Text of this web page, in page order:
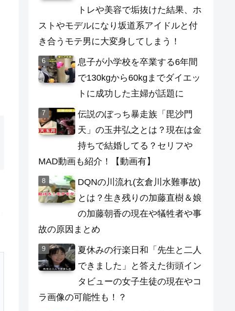
トレや美容で垢抜けた結果、ホ
ストやモデルになり坂道系アイドルと付
き合うモテ男に大変身してしまう！
息子が小学校を卒業する6年間
で130kgから60kgまでダイエッ
トに成功した主婦が話題に
伝説のぼっち暴走族「毘沙門
天」の玉井弘之とは？現在は金
持ちで結婚してる？セリフや
MAD動画も紹介！【動画有】
DQNの川流れ(玄倉川水難事故)
とは？生き残りの加藤直樹＆娘
の加藤朝香の現在や犠牲者や事
故の原因まとめ
夏休みの行楽日和「先生と二人
できました」と答えた街頭イン
タビューの女子生徒の現在やコ
ラ画像の可能性も！？